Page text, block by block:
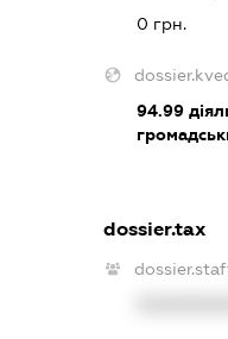
0 грн.
94.99
dossier.tax